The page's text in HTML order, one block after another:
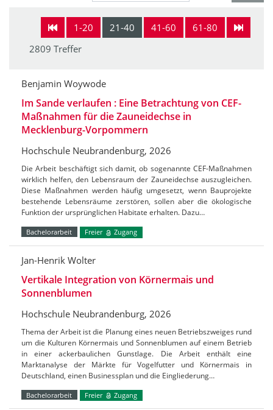
1-20 21-40 41-60
61-80
2809 Treffer
Benjamin Woywode
Im Sande verlaufen : Eine Betrachtung von CEF-
Maßnahmen für die Zauneidechse in
Mecklenburg-Vorpommern
Hochschule Neubrandenburg, 2026
Die Arbeit beschäftigt sich damit, ob sogenannte CEF-Maßnahmen
wirklich helfen, den Lebensraum der Zauneidechse auszugleichen.
Diese Maßnahmen werden häufig umgesetzt, wenn Bauprojekte
bestehende Lebensräume zerstören, sollen aber die ökologische
Funktion der ursprünglichen Habitate erhalten. Dazu…
Bachelorarbeit Freier Zugang
Jan-Henrik Wolter
Vertikale Integration von Körnermais und
Sonnenblumen
Hochschule Neubrandenburg, 2026
Thema der Arbeit ist die Planung eines neuen Betriebszweiges rund
um die Kulturen Körnermais und Sonnenblumen auf einem Betrieb
in einer ackerbaulichen Gunstlage. Die Arbeit enthält eine
Marktanalyse der Märkte für Vogelfutter und Körnermais in
Deutschland, einen Businessplan und die Eingliederung…
Bachelorarbeit Freier Zugang